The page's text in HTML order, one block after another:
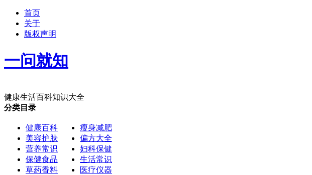
首页
关于
版权声明
一问就知
健康生活百科知识大全
分类目录
健康百科
美容护肤
营养常识
保健食品
草药香料
瘦身减肥
偏方大全
妇科保健
生活常识
医疗仪器